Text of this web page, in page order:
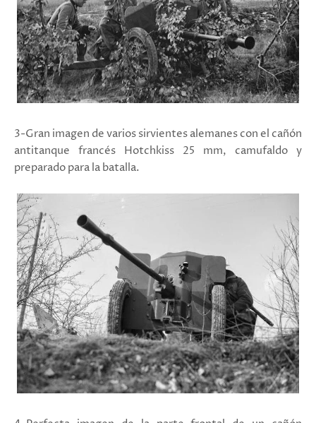
3-Gran imagen de varios sirvientes alemanes con el cañón
antitanque francés Hotchkiss 25 mm, camufaldo y
preparado para la batalla.